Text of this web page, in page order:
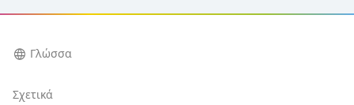
language Γλώσσα
Σχετικά